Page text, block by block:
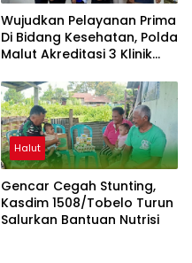
Wujudkan Pelayanan Prima
Di Bidang Kesehatan, Polda
Malut Akreditasi 3 Klinik
Halut
Gencar Cegah Stunting,
Kasdim 1508/Tobelo Turun
Salurkan Bantuan Nutrisi